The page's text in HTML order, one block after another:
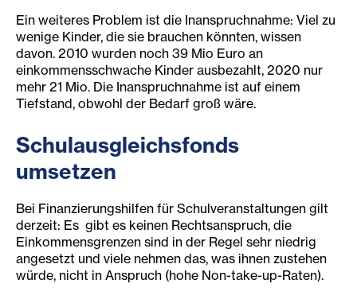
Ein weiteres Problem ist die Inanspruchnahme: Viel zu
wenige Kinder, die sie brauchen könnten, wissen
davon. 2010 wurden noch 39 Mio Euro an
einkommensschwache Kinder ausbezahlt, 2020 nur
mehr 21 Mio. Die Inanspruchnahme ist auf einem
Tiefstand, obwohl der Bedarf groß wäre.
Schulausgleichsfonds
umsetzen
Bei Finanzierungshilfen für Schulveranstaltungen gilt
derzeit: Es gibt es keinen Rechtsanspruch, die
Einkommensgrenzen sind in der Regel sehr niedrig
angesetzt und viele nehmen das, was ihnen zustehen
würde, nicht in Anspruch (hohe Non-take-up-Raten).